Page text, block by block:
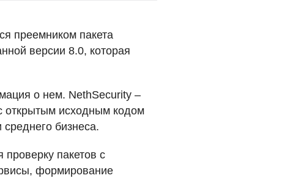
преемником пакета
версии 8.0, которая
о нем. NethSecurity –
открытым исходным кодом
бизнеса.
пакетов с
формирование